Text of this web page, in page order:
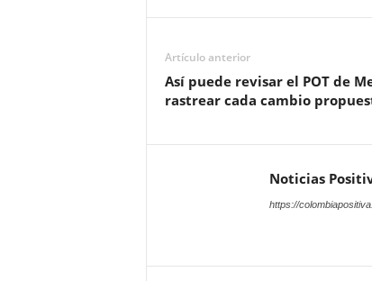
Artículo anterior
Así puede revisar el POT de
rastrear cada cambio
Noticias
https://